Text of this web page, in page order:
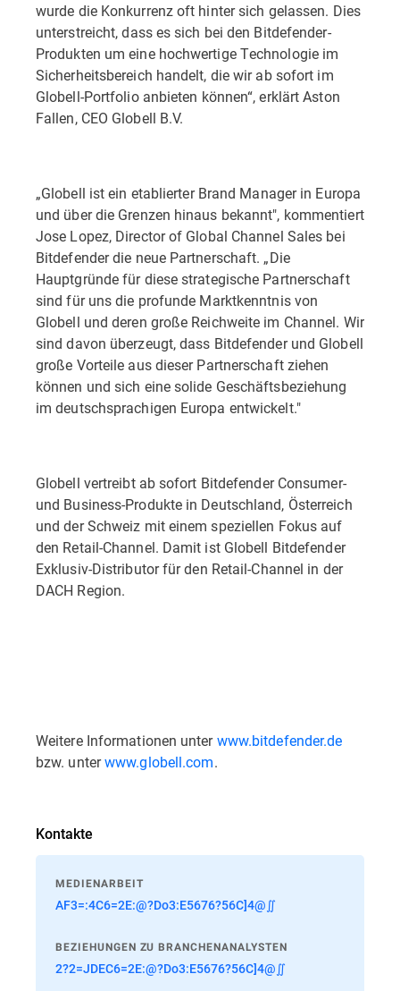
wurde die Konkurrenz oft hinter sich gelassen. Dies
unterstreicht, dass es sich bei den Bitdefender-
Produkten um eine hochwertige Technologie im
Sicherheitsbereich handelt, die wir ab sofort im
Globell-Portfolio anbieten können“, erklärt Aston
Fallen, CEO Globell B.V.
„Globell ist ein etablierter Brand Manager in Europa
und über die Grenzen hinaus bekannt", kommentiert
Jose Lopez, Director of Global Channel Sales bei
Bitdefender die neue Partnerschaft. „Die
Hauptgründe für diese strategische Partnerschaft
sind für uns die profunde Marktkenntnis von
Globell und deren große Reichweite im Channel. Wir
sind davon überzeugt, dass Bitdefender und Globell
große Vorteile aus dieser Partnerschaft ziehen
können und sich eine solide Geschäftsbeziehung
im deutschsprachigen Europa entwickelt."
Globell vertreibt ab sofort Bitdefender Consumer-
und Business-Produkte in Deutschland, Österreich
und der Schweiz mit einem speziellen Fokus auf
den Retail-Channel. Damit ist Globell Bitdefender
Exklusiv-Distributor für den Retail-Channel in der
DACH Region.
Weitere Informationen unterwww.bitdefender.de
bzw. unterwww.globell.com.
Kontakte
MEDIENARBEIT
AF3=:4C6=2E:@?Do3:E5676?56C]4@∬
BEZIEHUNGEN ZU BRANCHENANALYSTEN
2?2=JDEC6=2E:@?Do3:E5676?56C]4@∬